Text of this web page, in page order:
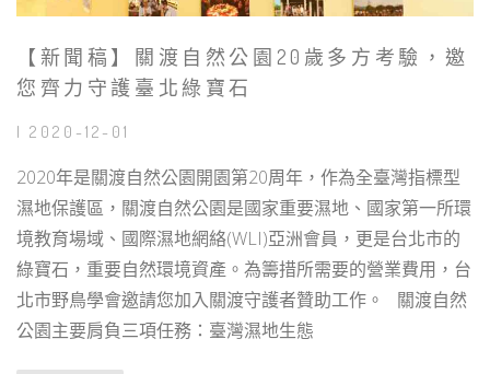
【新聞稿】關渡自然公園20歲多方考驗，邀
您齊力守護臺北綠寶石
| 2020-12-01
2020年是關渡自然公園開園第20周年，作為全臺灣指標型
濕地保護區，關渡自然公園是國家重要濕地、國家第一所環
境教育場域、國際濕地網絡(WLI)亞洲會員，更是台北市的
綠寶石，重要自然環境資產。為籌措所需要的營業費用，台
北市野鳥學會邀請您加入關渡守護者贊助工作。 關渡自然
公園主要肩負三項任務：臺灣濕地生態